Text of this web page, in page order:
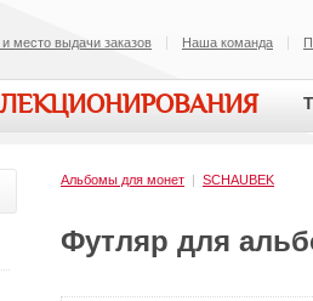
место выдачи заказов Наша команда
Альбомы для монет | SCHAUBEK
Футляр для